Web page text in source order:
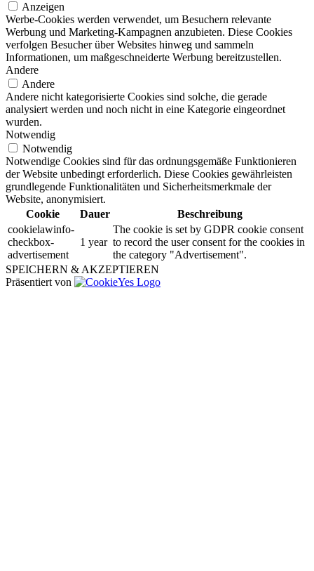
Anzeigen
Werbe-Cookies werden verwendet, um Besuchern relevante
Werbung und Marketing-Kampagnen anzubieten. Diese Cookies
verfolgen Besucher über Websites hinweg und sammeln
Informationen, um maßgeschneiderte Werbung bereitzustellen.
Andere
Andere
Andere nicht kategorisierte Cookies sind solche, die gerade
analysiert werden und noch nicht in eine Kategorie eingeordnet
wurden.
Notwendig
Notwendig
Notwendige Cookies sind für das ordnungsgemäße Funktionieren
der Website unbedingt erforderlich. Diese Cookies gewährleisten
grundlegende Funktionalitäten und Sicherheitsmerkmale der
Website, anonymisiert.
Cookie
Dauer
Beschreibung
cookielawinfo-
checkbox-
advertisement
1 year
The cookie is set by GDPR cookie consent
to record the user consent for the cookies in
the category "Advertisement".
SPEICHERN & AKZEPTIEREN
Präsentiert von